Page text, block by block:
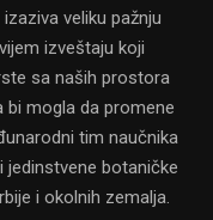
veliku pažnju
izveštaju koji
sa naših prostora
mogla da promene
tim naučnika
jedinstvene botaničke
i okolnih zemalja.